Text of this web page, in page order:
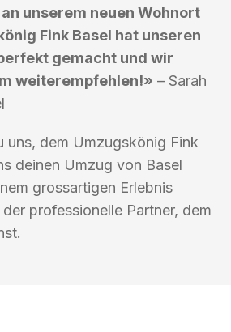
unserem neuen Wohnort
Fink Basel hat unseren
gemacht und wir
weiterempfehlen!» – Sarah
uns, dem Umzugskönig Fink
deinen Umzug von Basel
grossartigen Erlebnis
professionelle Partner, dem